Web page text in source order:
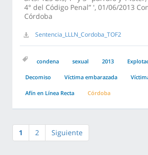
4° del Código Penal” ', 01/06/2013
Córdoba
Sentencia_LLLN_Cordoba_TOF2
condena sexual 2013
Decomiso Víctima embarazada
Afín en Línea Recta Córdoba
1 2 Siguiente